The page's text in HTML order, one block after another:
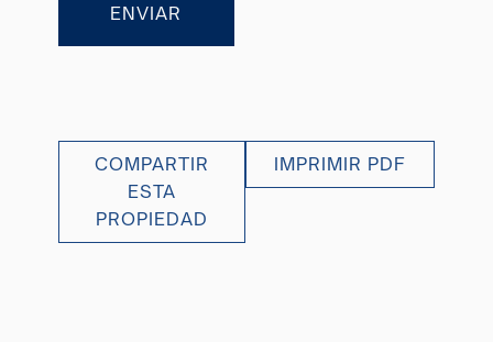
ENVIAR
COMPARTIR
ESTA
PROPIEDAD
IMPRIMIR PDF